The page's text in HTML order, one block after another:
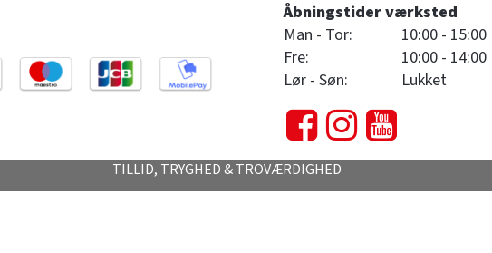
Åbningstider værksted
Man - Tor:
10:00 - 15:00
Fre:
10:00 - 14:00
Lør - Søn:
Lukket
TILLID, TRYGHED & TROVÆRDIGHED